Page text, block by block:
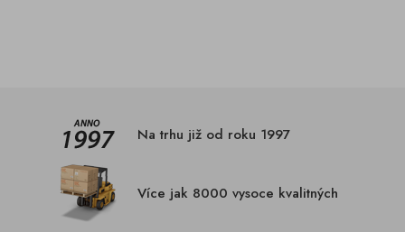
Na trhu již od roku 1997
Více jak 8000 vysoce kvalitných